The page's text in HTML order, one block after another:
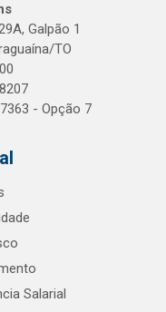
Galpão 1
TO
- Opção 7
Salarial